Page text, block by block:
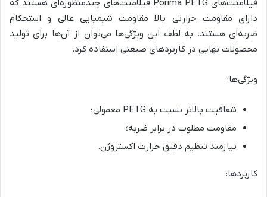
فیلامنت‌های Porima PETG فیلامنت‌های چندمنظوره‌ای هستند که
دارای مقاومت حرارتی بالا مقاومت شیمیایی عالی و استحکام
ضربه‌ای هستند. به لطف این ویژگی‌ها می‌توان از آن‌ها برای تولید
محصولات نهایی در کاربردهای صنعتی استفاده کرد.
ویژگی‌ها:
شفافیت بالاتر نسبت به PETG معمولی؛
مقاومت مطلوب در برابر ضربه؛
نیازمند تنظیم دقیق حرارت اکستروژن.
کاربردها: